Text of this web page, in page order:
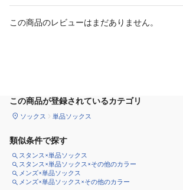
この商品のレビューはまだありません。
この商品が登録されているカテゴリ
ソックス 単品ソックス
類似条件で探す
スタンス×単品ソックス
スタンス×単品ソックス×その他のカラー
メンズ×単品ソックス
メンズ×単品ソックス×その他のカラー